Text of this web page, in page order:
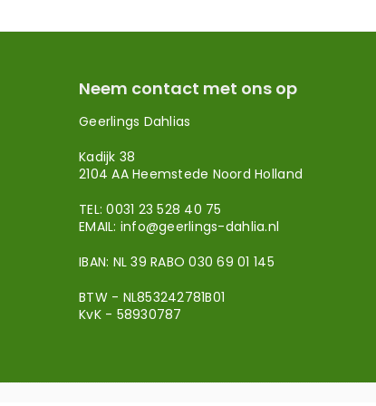
Neem contact met ons op
Geerlings Dahlias
Kadijk 38
2104 AA Heemstede Noord Holland
TEL: 0031 23 528 40 75
EMAIL: info@geerlings-dahlia.nl
IBAN: NL 39 RABO 030 69 01 145
BTW - NL853242781B01
KvK - 58930787